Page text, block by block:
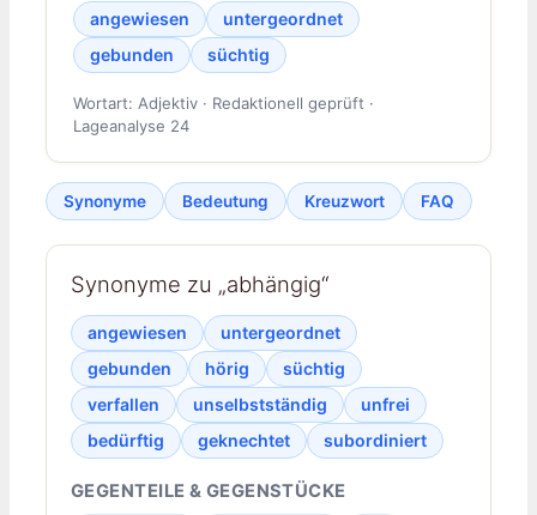
angewiesen
untergeordnet
gebunden
süchtig
Wortart: Adjektiv · Redaktionell geprüft ·
Lageanalyse 24
Synonyme Bedeutung Kreuzwort FAQ
Synonyme zu „abhängig“
angewiesen
untergeordnet
gebunden
hörig
süchtig
verfallen
unselbstständig
unfrei
bedürftig
geknechtet subordiniert
GEGENTEILE & GEGENSTÜCKE